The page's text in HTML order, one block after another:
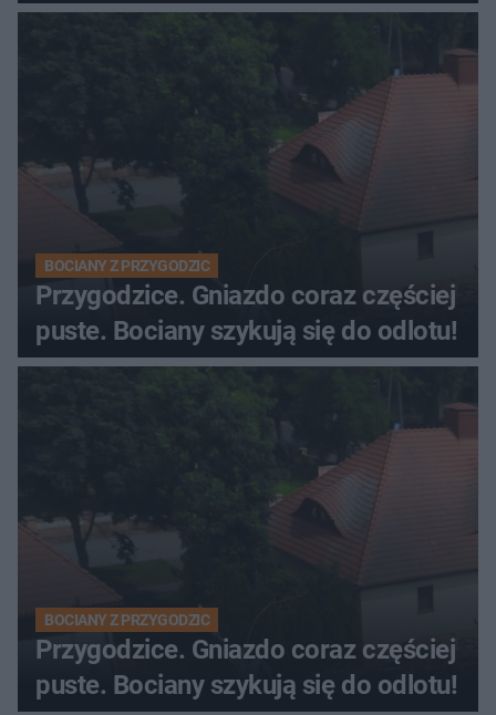
BOCIANY Z PRZYGODZIC
Przygodzice. Gniazdo coraz częściej
puste. Bociany szykują się do odlotu!
BOCIANY Z PRZYGODZIC
Przygodzice. Gniazdo coraz częściej
puste. Bociany szykują się do odlotu!